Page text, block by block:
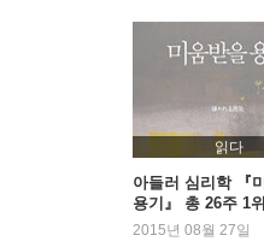
가장 위험한 투
05 당신이 버
대출은 재테크
■ 2장 월급쟁이
읽다
아들러 심리학 『
용기』 총 26주 1
2015년 08월 27일